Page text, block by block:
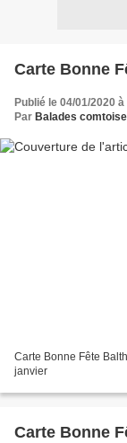
Carte Bonne
Publié le 04/01/2020 à
Par Balades
Carte Bonne Fête
janvier
Carte Bonne